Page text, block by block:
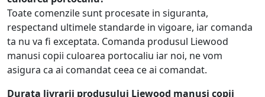
Toate comenzile sunt procesate in siguranta,
respectand ultimele standarde in vigoare, iar comanda
ta nu va fi exceptata. Comanda produsul Liewood
manusi copii culoarea portocaliu iar noi, ne vom
asigura ca ai comandat ceea ce ai comandat.
Durata livrarii produsului Liewood manusi copii